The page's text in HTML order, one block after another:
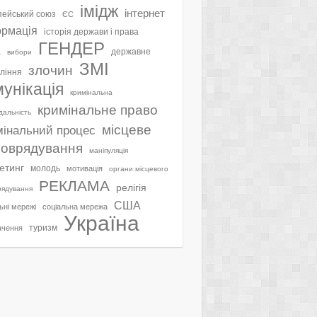
союз ЄС імідж інтернет
історія держави і права
вибори ГЕНДЕР державне
злочин ЗМІ
кримінальна
кримінальне право
процес місцеве
маніпуляція
молодь мотивація органи місцевого
РЕКЛАМА релігія
мережі соціальна мережа США
туризм Україна